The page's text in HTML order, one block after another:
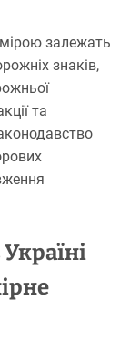
залежать
знаків,
та